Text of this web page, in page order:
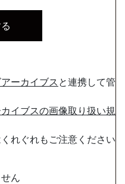
ーカイブス と連携して管
イブスの画像取り扱い規
れぐれもご注意ください
ん